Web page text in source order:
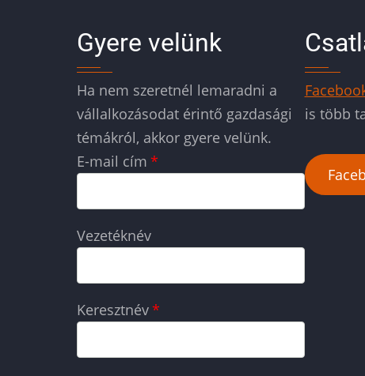
Gyere velünk
Ha nem szeretnél lemaradni a
vállalkozásodat érintő gazdasági
témákról, akkor gyere velünk.
E-mail cím
Vezetéknév
Keresztnév
is több